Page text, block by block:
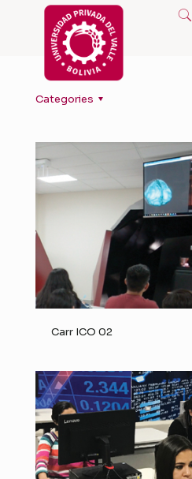
Categories
Carr ICO 02